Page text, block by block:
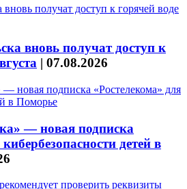
вновь получат доступ к
| 07.08.2026
— новая подписка
детей в